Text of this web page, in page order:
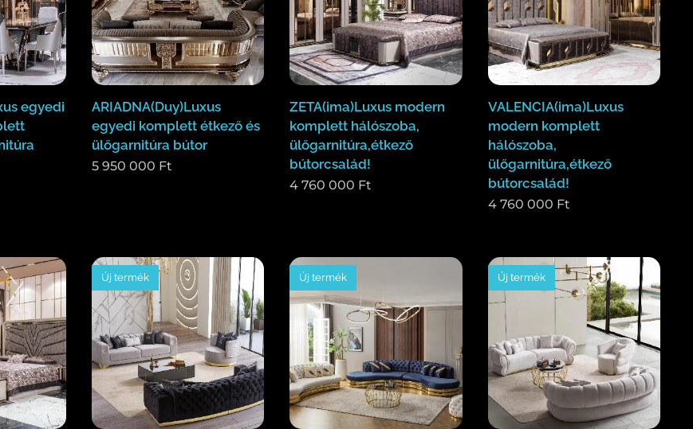
egyedi
ARIADNA(Duy)Luxus
egyedi komplett étkező és
ülőgarnitúra bútor
5 950 000 Ft
ZETA(ima)Luxus modern
komplett hálószoba,
ülőgarnitúra,étkező
bútorcsalád!
4 760 000 Ft
VALENCIA(ima)Luxus
modern komplett
hálószoba,
ülőgarnitúra,étkező
bútorcsalád!
4 760 000 Ft
Új termék Új termék Új termék